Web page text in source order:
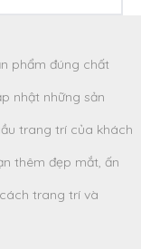
phẩm đúng chất
nhật những sản
trang trí của khách
thêm đẹp mắt, ấn
trang trí và